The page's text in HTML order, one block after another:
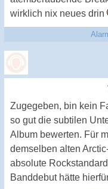
wirklich nix neues drin
Zugegeben, bin kein
so gut die subtilen
Album bewerten. Für
demselben alten
absolute
Banddebut hätte